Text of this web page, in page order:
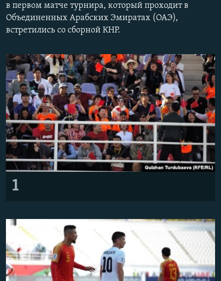
в первом матче турнира, который проходит в
Объединенных Арабских Эмиратах (ОАЭ),
встретились со сборной КНР.
1